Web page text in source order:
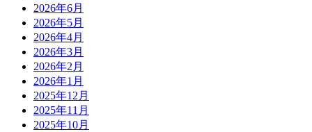
2026年6月
2026年5月
2026年4月
2026年3月
2026年2月
2026年1月
2025年12月
2025年11月
2025年10月